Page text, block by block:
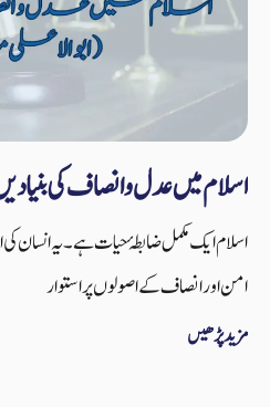
اسلام میں عدل و انصاف کی
اسلام ایک مکمل ضابطۂ حیات ہے۔ یہ انسان کی
امن اور انصاف کے اصولوں پر استوار
مزید پڑھیں